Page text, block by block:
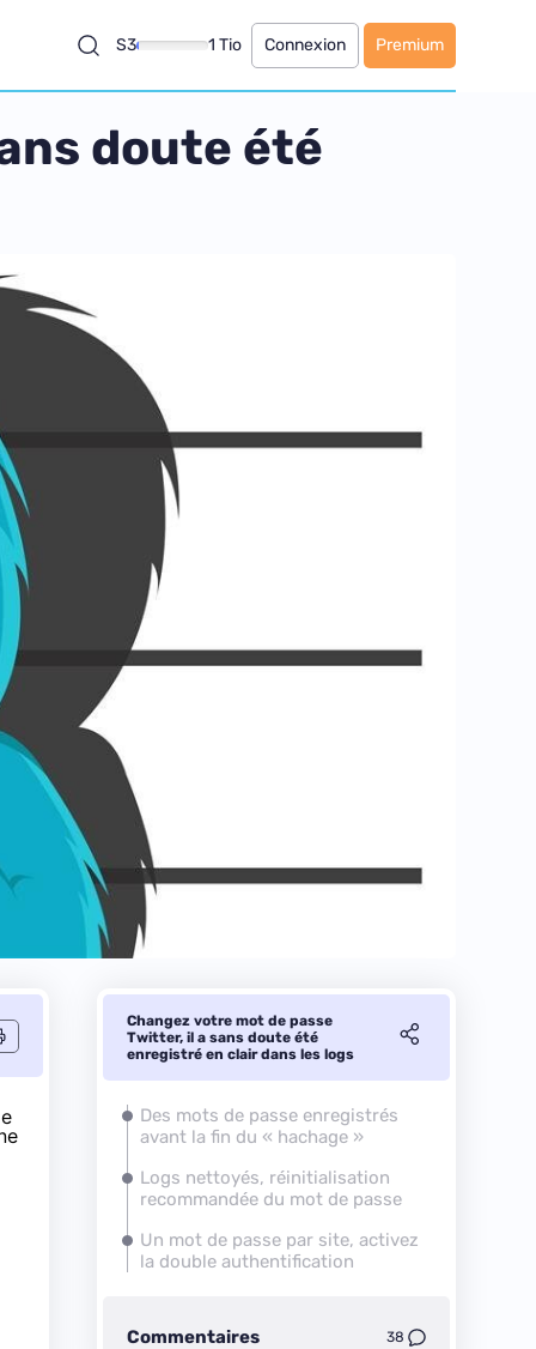
S3 1 Tio Connexion Premium
doute été
Changez votre mot de passe
Twitter, il a sans doute été
enregistré en clair dans les logs
Des mots de passe enregistrés
avant la fin du « hachage »
Logs nettoyés, réinitialisation
recommandée du mot de passe
Un mot de passe par site, activez
la double authentification
Commentaires 38